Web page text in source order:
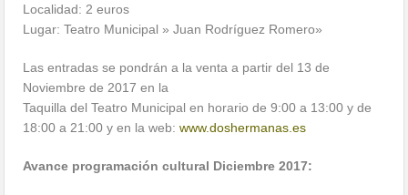
Localidad: 2 euros
Lugar: Teatro Municipal » Juan Rodríguez Romero»
Las entradas se pondrán a la venta a partir del 13 de
Noviembre de 2017 en la
Taquilla del Teatro Municipal en horario de 9:00 a 13:00 y de
18:00 a 21:00 y en la web:www.doshermanas.es
Avance programación cultural Diciembre 2017: